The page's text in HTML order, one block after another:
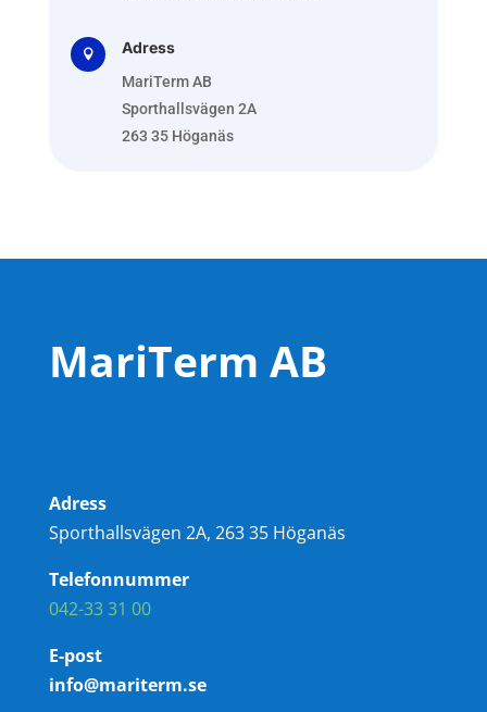
 Adress
MariTerm AB
Sporthallsvägen 2A
263 35 Höganäs
MariTerm AB
Adress
Sporthallsvägen 2A, 263 35 Höganäs
Telefonnummer
042-33 31 00
E-post
info@mariterm.se